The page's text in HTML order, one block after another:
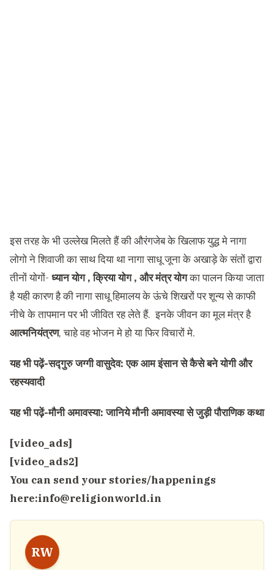
इस तरह के भी उल्लेख मिलते हैं की औरंगजेब के खिलाफ युद्ध मे नागा
लोगो ने शिवाजी का साथ दिया था नागा साधू जूना के अखाड़े के संतों द्वारा
तीनों योगों- ध्यान योग , क्रिया योग , और मंत्र योगका पालन किया जाता
है यही कारण है की नागा साधू हिमालय के ऊंचे शिखरों पर शून्य से काफी
नीचे के तापमान पर भी जीवित रह लेते हैं. इनके जीवन का मूल मंत्र है
आत्मनियंत्रण, चाहे वह भोजन मे हो या फिर विचारों मे.
यह भी पढ़ें-सद्गुरु जग्गी वासुदेव: एक आम इंसान से कैसे बने योगी और
रहस्यवादी
यह भी पढ़ें-मौनी अमावस्या: जानिये मौनी अमावस्या से जुड़ी पौराणिक कथा
[video_ads]
[video_ads2]
You can send your stories/happenings
here:info@religionworld.in
RW